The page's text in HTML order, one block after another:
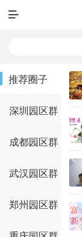

推荐圈子
深圳园区群
成都园区群
武汉园区群
郑州园区群